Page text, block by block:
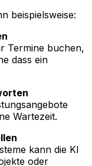
beispielsweise:
Termine buchen,
dass ein
Wartezeit.
kann die KI
oder